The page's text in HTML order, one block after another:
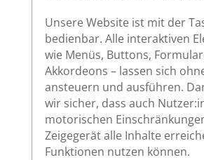
Unsere Website ist mit der
bedienbar. Alle interaktiven
wie Menüs, Buttons,
Akkordeons – lassen sich
ansteuern und ausführen.
wir sicher, dass auch
motorischen
Zeigegerät alle Inhalte
Funktionen nutzen können.